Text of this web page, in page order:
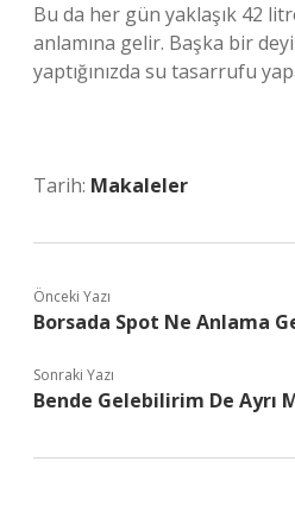
Bu da her gün yaklaşık 42
anlamına gelir. Başka bir
yaptığınızda su tasarrufu
Tarih: Makaleler
Önceki Yazı
Borsada Spot Ne Anlama
Sonraki Yazı
Bende Gelebilirim De Ayrı